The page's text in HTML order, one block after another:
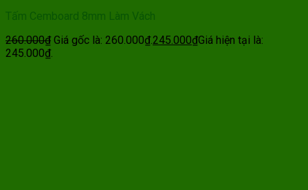
Tấm Cemboard 8mm Làm Vách
260.000₫ Giá gốc là: 260.000₫.245.000₫Giá hiện tại là:
245.000₫.